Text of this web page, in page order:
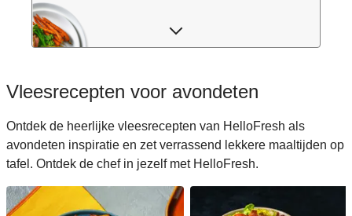
Pastarecepten voor avondeten
Italiaanse recepten voor avondeten
Japanse recepten voor avondeten
Vleesrecepten voor avondeten
Ontdek de heerlijke vleesrecepten van HelloFresh als
avondeten inspiratie en zet verrassend lekkere maaltijden op
tafel. Ontdek de chef in jezelf met HelloFresh.